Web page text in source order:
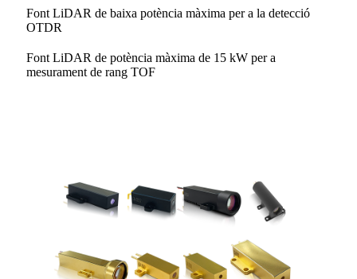
Font LiDAR de baixa potència màxima per a la detecció
OTDR
Font LiDAR de potència màxima de 15 kW per a
mesurament de rang TOF